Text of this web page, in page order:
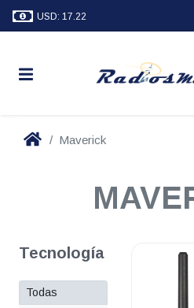
USD: 17.22
Maverick
Tecnología
Todas